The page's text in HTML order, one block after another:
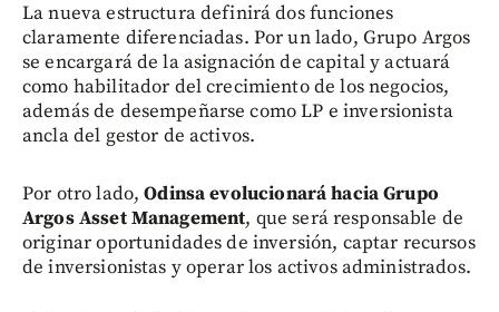
La nueva estructura definirá dos funciones
claramente diferenciadas. Por un lado, Grupo Argos
se encargará de la asignación de capital y actuará
como habilitador del crecimiento de los negocios,
además de desempeñarse como LP e inversionista
ancla del gestor de activos.
Por otro lado,Odinsa evolucionará hacia Grupo
Argos Asset Management, que será responsable de
originar oportunidades de inversión, captar recursos
de inversionistas y operar los activos administrados.